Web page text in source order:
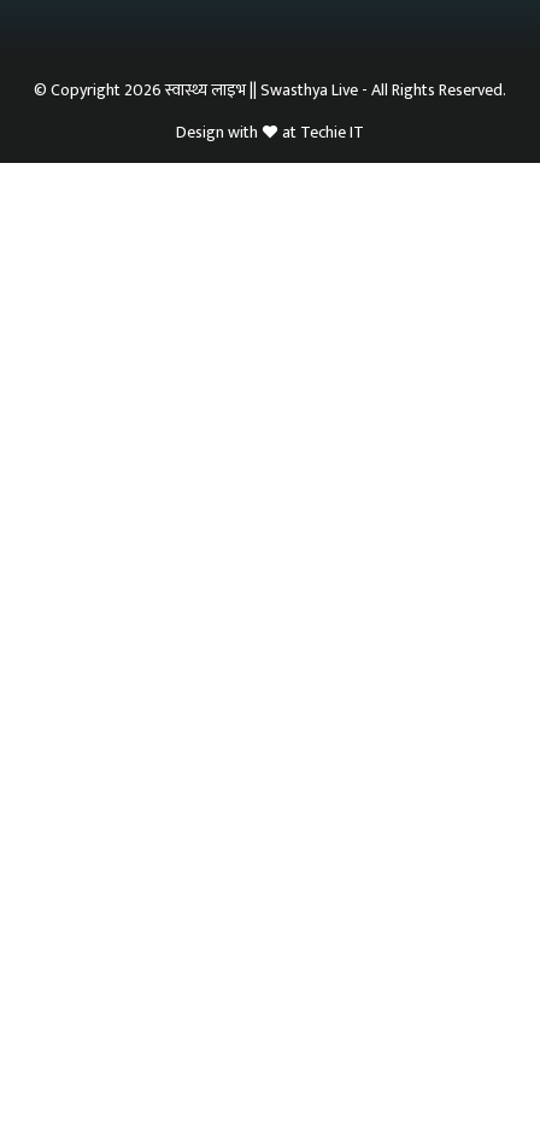
© Copyright 2026 स्वास्थ्य लाइभ || Swasthya Live - All Rights Reserved.
Design with
atTechie IT